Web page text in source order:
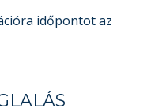
időpontot az